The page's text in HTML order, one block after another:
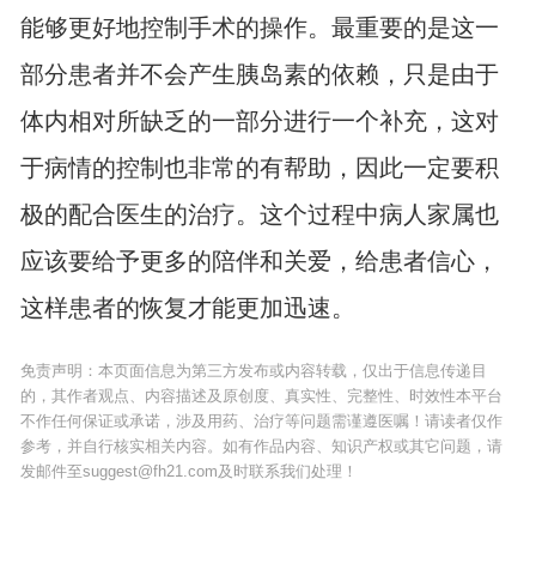
能够更好地控制手术的操作。最重要的是这一
部分患者并不会产生胰岛素的依赖，只是由于
体内相对所缺乏的一部分进行一个补充，这对
于病情的控制也非常的有帮助，因此一定要积
极的配合医生的治疗。这个过程中病人家属也
应该要给予更多的陪伴和关爱，给患者信心，
这样患者的恢复才能更加迅速。
免责声明：本页面信息为第三方发布或内容转载，仅出于信息传递目
的，其作者观点、内容描述及原创度、真实性、完整性、时效性本平台
不作任何保证或承诺，涉及用药、治疗等问题需谨遵医嘱！请读者仅作
参考，并自行核实相关内容。如有作品内容、知识产权或其它问题，请
发邮件至suggest@fh21.com及时联系我们处理！